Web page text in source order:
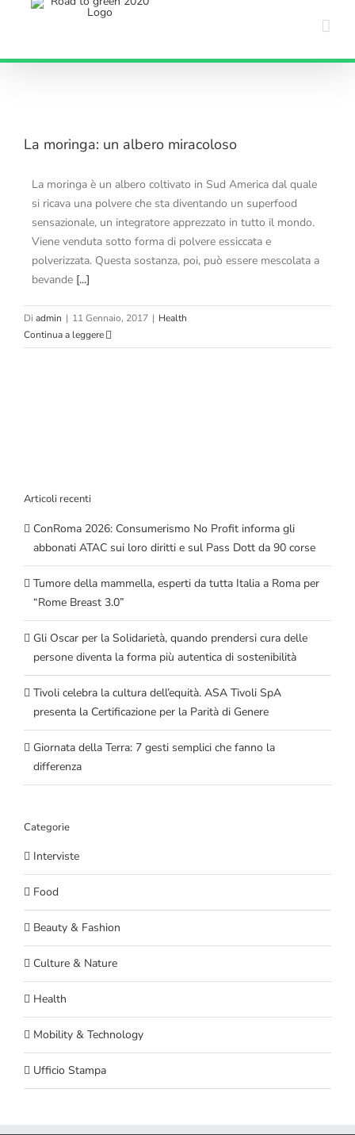
La moringa: un albero miracoloso
La moringa è un albero coltivato in Sud America dal quale
si ricava una polvere che sta diventando un superfood
sensazionale, un integratore apprezzato in tutto il mondo.
Viene venduta sotto forma di polvere essiccata e
polverizzata. Questa sostanza, poi, può essere mescolata a
bevande [...]
Di admin | 11 Gennaio, 2017 | Health
Continua a leggere
Articoli recenti
ConRoma 2026: Consumerismo No Profit informa gli
abbonati ATAC sui loro diritti e sul Pass Dott da 90 corse
Tumore della mammella, esperti da tutta Italia a Roma per
“Rome Breast 3.0”
Gli Oscar per la Solidarietà, quando prendersi cura delle
persone diventa la forma più autentica di sostenibilità
Tivoli celebra la cultura dell’equità. ASA Tivoli SpA
presenta la Certificazione per la Parità di Genere
Giornata della Terra: 7 gesti semplici che fanno la
differenza
Categorie
Interviste
Food
Beauty & Fashion
Culture & Nature
Health
Mobility & Technology
Ufficio Stampa